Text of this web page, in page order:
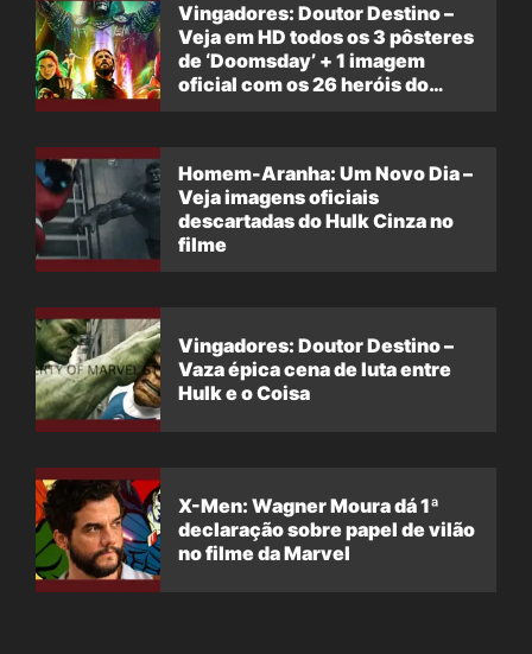
Vingadores: Doutor Destino –
Veja em HD todos os 3 pôsteres
de ‘Doomsday’ + 1 imagem
oficial com os 26 heróis do
Homem-Aranha: Um Novo Dia –
Veja imagens oficiais
descartadas do Hulk Cinza no
filme
Vingadores: Doutor Destino –
Vaza épica cena de luta entre
Hulk e o Coisa
X-Men: Wagner Moura dá 1ª
declaração sobre papel de vilão
no filme da Marvel